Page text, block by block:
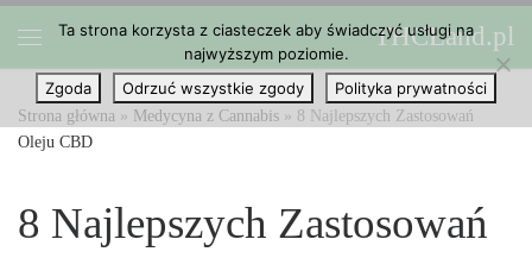
Przejdź do treści THCLand.pl
Strona główna » Medycyna z Cannabis » 8 Najlepszych Zastosowań
Oleju CBD
8 Najlepszych Zastosowań
Ta strona korzysta z ciasteczek aby świadczyć usługi na
najwyższym poziomie.
Zgoda
Odrzuć wszystkie zgody Polityka prywatności